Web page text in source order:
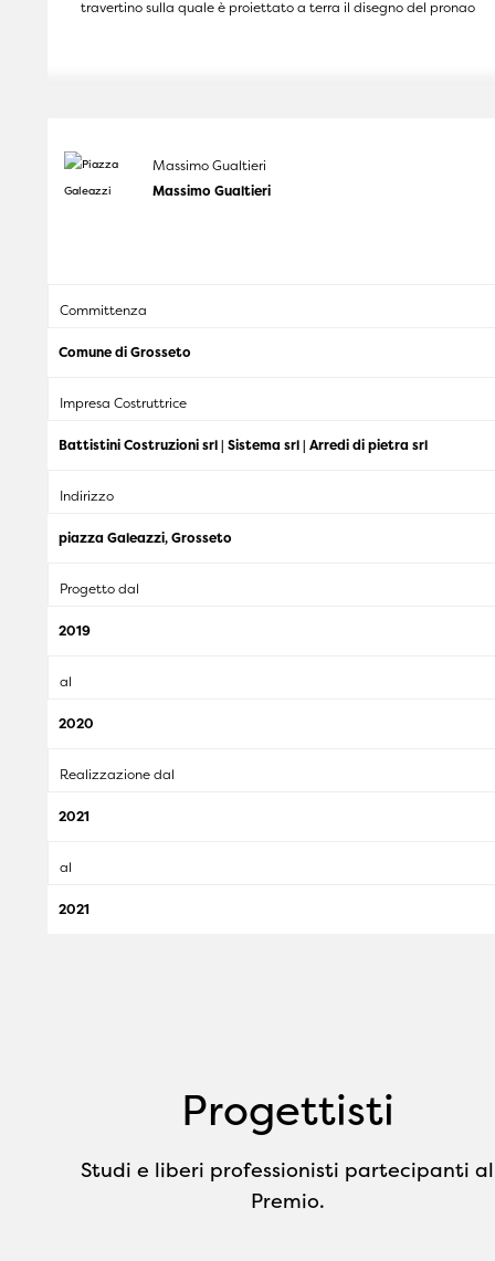
travertino sulla quale è proiettato a terra il disegno del pronao
Massimo Gualtieri
Massimo Gualtieri
Committenza
Comune di Grosseto
Impresa Costruttrice
Battistini Costruzioni srl | Sistema srl | Arredi di pietra srl
Indirizzo
piazza Galeazzi, Grosseto
Progetto dal
2019
al
2020
Realizzazione dal
2021
al
2021
Progettisti
Studi e liberi professionisti partecipanti al
Premio.